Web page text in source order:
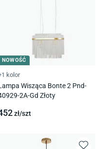
NOWOŚĆ
kolor
Wisząca Bonte 2 Pnd-
2A-Gd Złoty
zł/szt